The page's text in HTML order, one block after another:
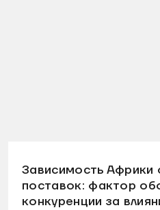
Зависимость Африки
поставок: фактор
конкуренции за